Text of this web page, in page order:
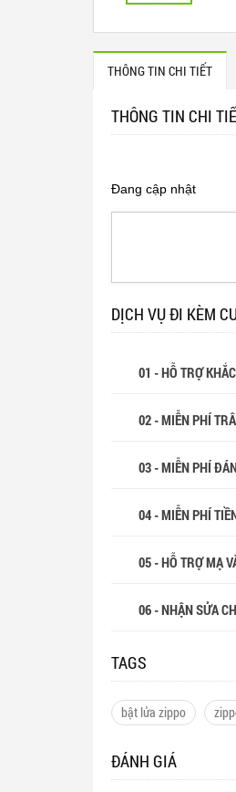
THÔNG TIN CHI TIẾT
THÔNG TIN CHI
Đang cập nhật
DỊCH VỤ ĐI KÈM
01 - HỖ TRỢ
02 - MIỄN PHÍ
03 - MIỄN PHÍ
04 - MIỄN PHÍ
05 - HỖ TRỢ MẠ
06 - NHẬN SỬA
TAGS
bật lửa zippo
ĐÁNH GIÁ